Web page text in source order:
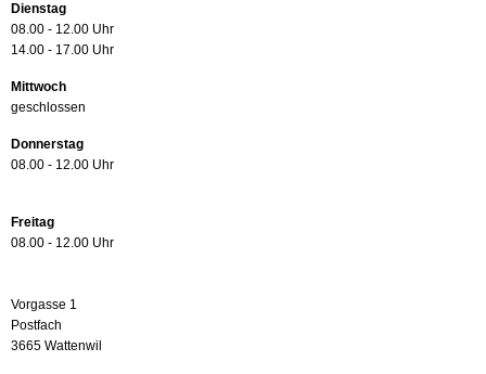
Dienstag
08.00 - 12.00 Uhr
14.00 - 17.00 Uhr
Mittwoch
geschlossen
Donnerstag
08.00 - 12.00 Uhr
Freitag
08.00 - 12.00 Uhr
Vorgasse 1
Postfach
3665 Wattenwil